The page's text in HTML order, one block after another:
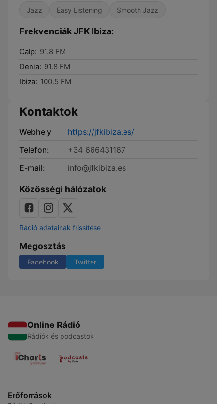
Jazz Easy Listening Smooth Jazz
Frekvenciák JFK Ibiza:
Calp: 91.8 FM
Denia: 91.8 FM
Ibiza: 100.5 FM
Kontaktok
Webhely
https://jfkibiza.es/
Telefon:
+34 666431167
E-mail:
info@jfkibiza.es
Közösségi hálózatok
Rádió adatainak frissítése
Megosztás
Facebook Twitter
Online Rádió
Rádiók és podcastok
Erőforrások